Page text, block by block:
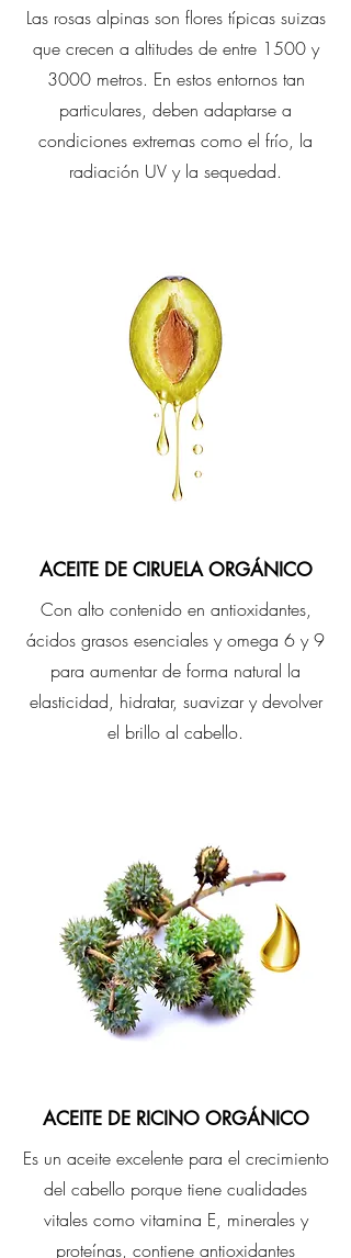
Las rosas alpinas son flores típicas suizas
que crecen a altitudes de entre 1500 y
3000 metros. En estos entornos tan
particulares, deben adaptarse a
condiciones extremas como el frío, la
radiación UV y la sequedad.
ACEITE DE CIRUELA ORGÁNICO
Con alto contenido en antioxidantes,
ácidos grasos esenciales y omega 6 y 9
para aumentar de forma natural la
elasticidad, hidratar, suavizar y devolver
el brillo al cabello.
ACEITE DE RICINO ORGÁNICO
Es un aceite excelente para el crecimiento
del cabello porque tiene cualidades
vitales como vitamina E, minerales y
proteínas, contiene antioxidantes